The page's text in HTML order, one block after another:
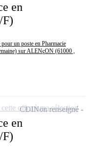
en
un poste en Pharmacie
sur ALENçON (61000 ,
en
CDINon renseigné
offre à ma sélection